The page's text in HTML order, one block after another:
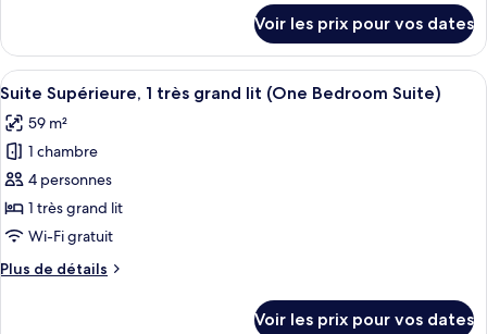
très
grand
lit
(Superior
Club
Room)
le
type
de
Chambre
Supérieure,
très
grand
lit
(Superior
Club
Voir les prix pour vos dates
Afficher
toutes
les
photos
pour
ce
type
chambre :
Une chambre d’hôtel moderne
9
Suite Supérieure, 1 très grand lit (One Bedroom Suite)
59 m²
1 chambre
4 personnes
1 très grand lit
Wi-Fi gratuit
Plus de détails
Plus
Voir les prix pour vos dates